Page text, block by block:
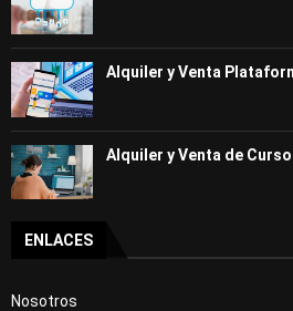
Alquiler y Venta
Alquiler y Venta de
ENLACES
Nosotros